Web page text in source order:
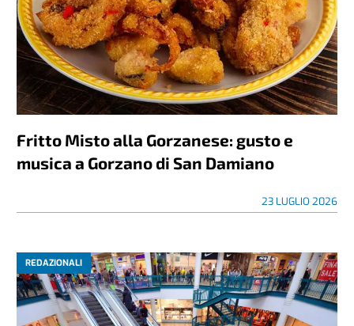
Fritto Misto alla Gorzanese: gusto e
musica a Gorzano di San Damiano
23 LUGLIO 2026
REDAZIONALI